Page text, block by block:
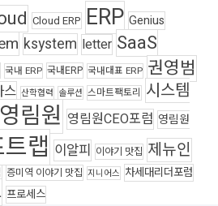
Cloud ERP ERP Genius
ksystem letter SaaS
국내 ERP 국내ERP 국내대표 ERP 권영범
스 산학협력 솔루션 스마트팩토리 시스템
영림원 영림원CEO포럼 영림원
랩 이알피 이야기 맛집 제뉴인
증미역 이야기 맛집 지니어스 차세대리더포럼
프로세스